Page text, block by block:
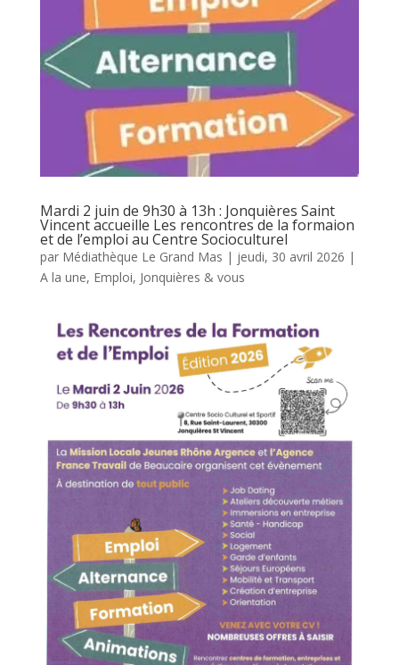
Mardi 2 juin de 9h30 à 13h : Jonquières Saint
Vincent accueille Les rencontres de la formaion
et de l’emploi au Centre Socioculturel
par Médiathèque Le Grand Mas | jeudi, 30 avril 2026 |
A la une, Emploi, Jonquières & vous